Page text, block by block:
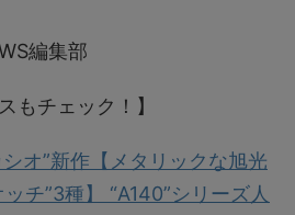
編集部
もチェック！】
オ”新作【メタリックな旭光
チ”3種】 “A140”シリーズ人